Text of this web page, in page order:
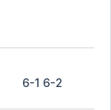
6-1 6-2